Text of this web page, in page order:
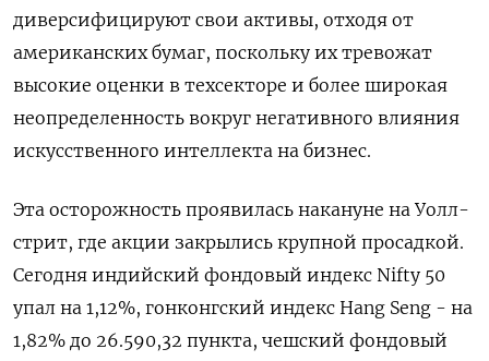
диверсифицируют свои активы, отходя от
американских бумаг, поскольку их тревожат
высокие оценки в техсекторе и более широкая
неопределенность вокруг негативного влияния
искусственного интеллекта на бизнес.
Эта осторожность проявилась накануне на Уолл-
стрит, где акции закрылись крупной просадкой.
Сегодня индийский фондовый индекс Nifty 50
упал на 1,12%, гонконгский индекс Hang Seng - на
1,82% до 26.590,​32 пункта, чешский фондовый